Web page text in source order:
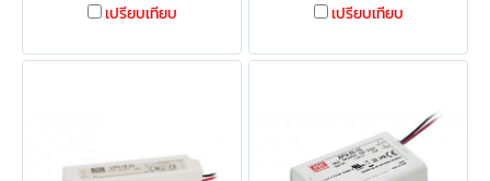
เปรียบเทียบ เปรียบเทียบ